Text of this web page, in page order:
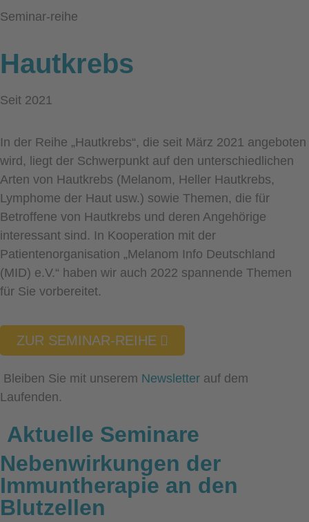
Seminar-reihe
Hautkrebs
Seit 2021
In der Reihe „Hautkrebs“, die seit März 2021 angeboten
wird, liegt der Schwerpunkt auf den unterschiedlichen
Arten von Hautkrebs (Melanom, Heller Hautkrebs,
Lymphome der Haut usw.) sowie Themen, die für
Betroffene von Hautkrebs und deren Angehörige
interessant sind. In Kooperation mit der
Patientenorganisation „Melanom Info Deutschland
(MID) e.V.“ haben wir auch 2022 spannende Themen
für Sie vorbereitet.
ZUR SEMINAR-REIHE
Bleiben Sie mit unserem Newsletter auf dem
Laufenden.
Aktuelle Seminare
Nebenwirkungen der
Immuntherapie an den
Blutzellen